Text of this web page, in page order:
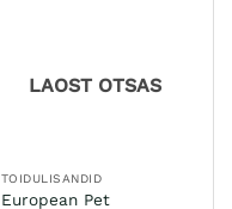
LAOST OTSAS
TOIDULISANDID
European Pet